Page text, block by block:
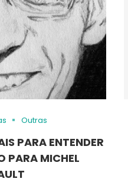
Outras
PARA ENTENDER
PARA MICHEL